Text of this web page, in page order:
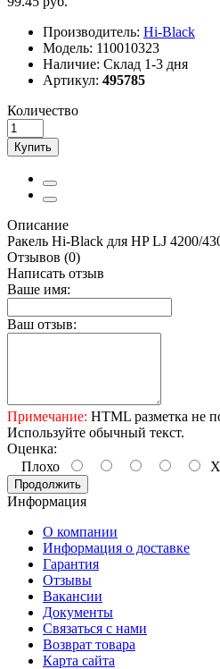
Производитель: Hi-Black
Модель: 110010323
Наличие: Склад 1-3 дня
Артикул: 495785
Количество
Купить
Описание
Ракель Hi-Black для HP LJ 4200/
Отзывов (0)
Написать отзыв
Ваше имя:
Ваш отзыв:
Примечание: HTML разметка не
Используйте обычный текст.
Оценка:
Плохо
Продолжить
Информация
О компании
Информация о доставке
Гарантия
Отзывы
Вакансии
Документы
Связаться с нами
Возврат товара
Карта сайта